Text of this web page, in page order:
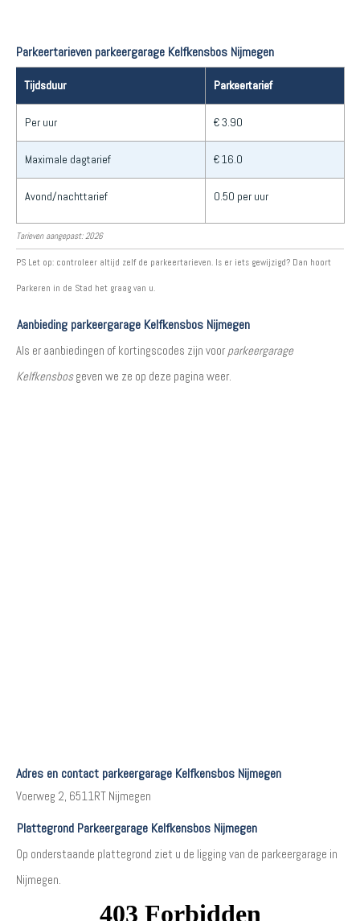
Parkeertarieven parkeergarage Kelfkensbos Nijmegen
Tijdsduur Parkeertarief
Per uur € 3.90
Maximale dagtarief € 16.0
Avond/nachttarief 0.50 per uur
Tarieven aangepast: 2026
PS Let op: controleer altijd zelf de parkeertarieven. Is er iets gewijzigd? Dan hoort
Parkeren in de Stad het graag van u.
Aanbieding parkeergarage Kelfkensbos Nijmegen
Als er aanbiedingen of kortingscodes zijn voor parkeergarage
Kelfkensbosgeven we ze op deze pagina weer.
Adres en contact parkeergarage Kelfkensbos Nijmegen
Voerweg 2, 6511RT Nijmegen
Plattegrond Parkeergarage Kelfkensbos Nijmegen
Op onderstaande plattegrond ziet u de ligging van de parkeergarage in
Nijmegen.